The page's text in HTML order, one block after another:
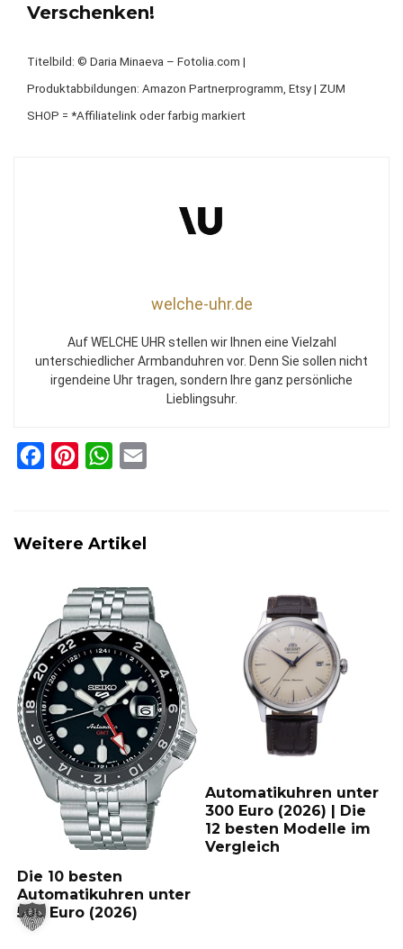
Verschenken!
Titelbild: © Daria Minaeva – Fotolia.com |
Produktabbildungen: Amazon Partnerprogramm, Etsy | ZUM
SHOP = *Affiliatelink oder farbig markiert
welche-uhr.de
Auf WELCHE UHR stellen wir Ihnen eine Vielzahl
unterschiedlicher Armbanduhren vor. Denn Sie sollen nicht
irgendeine Uhr tragen, sondern Ihre ganz persönliche
Lieblingsuhr.
e
k
t
r
e
s
t
W
t
A
p
p
Weitere Artikel
Die 10 besten
Automatikuhren unter
500 Euro (2026)
Automatikuhren unter
300 Euro (2026) | Die
12 besten Modelle im
Vergleich